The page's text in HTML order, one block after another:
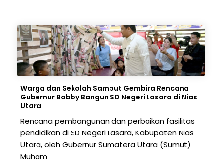
Warga dan Sekolah Sambut Gembira Rencana
Gubernur Bobby Bangun SD Negeri Lasara di Nias
Utara
Rencana pembangunan dan perbaikan fasilitas
pendidikan di SD Negeri Lasara, Kabupaten Nias
Utara, oleh Gubernur Sumatera Utara (Sumut)
Muham